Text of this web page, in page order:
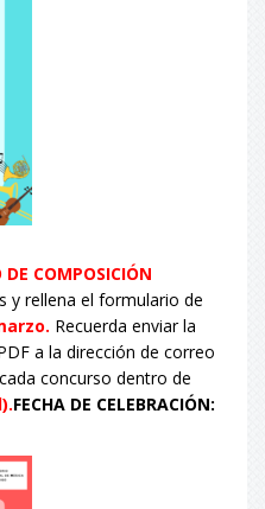
DE COMPOSICIÓN
y rellena el formulario de
. Recuerda enviar la
a la dirección de correo
concurso dentro de
FECHA DE CELEBRACIÓN: